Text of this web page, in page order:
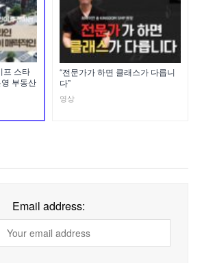
프 스타
부동산
“전문가가 하면 클래스가 다릅니
다”
영상
Email address: